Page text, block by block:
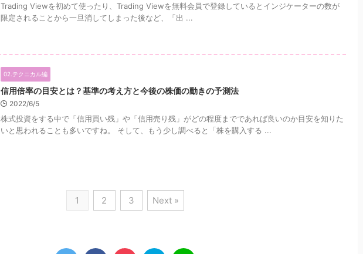
Trading Viewを初めて使ったり、Trading Viewを無料会員で登録しているとインジケーターの数が
限定されることから一旦消してしまった後など、「出 ...
02.テクニカル編
信用倍率の目安とは？基準の考え方と今後の株価の動きの予測法
2022/6/5
株式投資をする中で「信用買い残」や「信用売り残」がどの程度までであれば良いのか目安を知りた
いと思われることも多いですね。 そして、もう少し調べると「株を購入する ...
1 2 3 Next »